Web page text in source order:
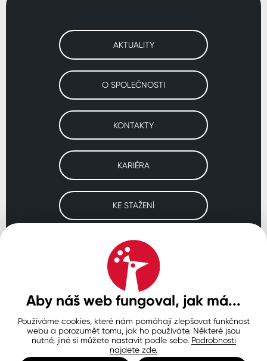
AKTUALITY
O SPOLEČNOSTI
KONTAKTY
KARIÉRA
KE STAŽENÍ
Navštivte naše pobočky
SLOVENSKO POLSKO
Ochrana osobních údajů
Zásady používání souborů cookie
Nastavení cookies
© Copyright 2026 COLORLAK
Aby náš web fungoval, jak má...
Používáme cookies, které nám pomáhají zlepšovat funkčnost
webu a porozumět tomu, jak ho používáte. Některé jsou
nutné, jiné si můžete nastavit podle sebe. Podrobnosti
najdete zde.